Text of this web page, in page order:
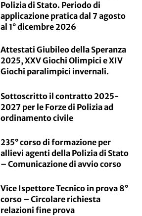
Polizia di Stato. Periodo di
applicazione pratica dal 7 agosto
al 1° dicembre 2026
Attestati Giubileo della Speranza
2025, XXV Giochi Olimpici e XIV
Giochi paralimpici invernali.
Sottoscritto il contratto 2025-
2027 per le Forze di Polizia ad
ordinamento civile
235° corso di formazione per
allievi agenti della Polizia di Stato
– Comunicazione di avvio corso
Vice Ispettore Tecnico in prova 8°
corso – Circolare richiesta
relazioni fine prova